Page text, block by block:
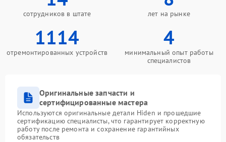
сотрудников в штате лет на рынке
1114
отремонтированных устройств
4
минимальный опыт работы
специалистов
Оригинальные запчасти и
сертифицированные мастера
Используются оригинальные детали Hiden и прошедшие
сертификацию специалисты, что гарантирует корректную
работу после ремонта и сохранение гарантийных
обязательств